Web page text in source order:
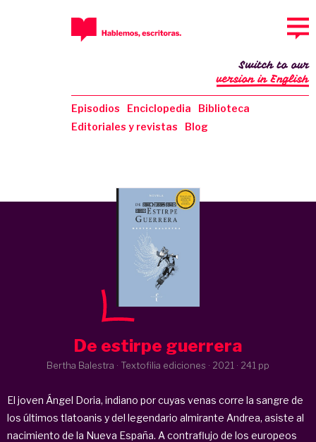
Episodios Enciclopedia
Biblioteca
Editoriales y revistas
Blog
Switch to our
version in English
De estirpe guerrera
Bertha Balestra · Textofilia ediciones · 2021 · 241 pp
El joven Ángel Doria, indiano por cuyas venas corre la sangre de
los últimos tlatoanis y del legendario almirante Andrea, asiste al
nacimiento de la Nueva España. A contraflujo de los europeos